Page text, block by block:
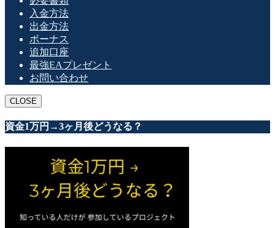
入金方法
出金方法
ボーナス
追加口座
最強EAプレゼント
お問い合わせ
CLOSE
資金1万円→3ヶ月後どうなる？